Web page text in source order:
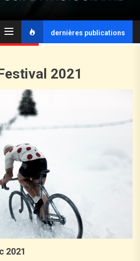
dernières publications
2021
2021